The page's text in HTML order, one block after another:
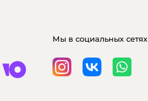
Мы в социальных сетях